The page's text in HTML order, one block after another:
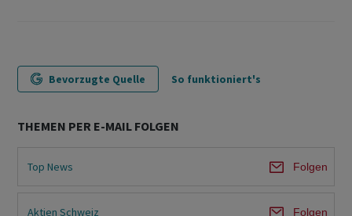
Bevorzugte Quelle So funktioniert's
THEMEN PER E-MAIL FOLGEN
Top News Folgen
Aktien Schweiz Folgen